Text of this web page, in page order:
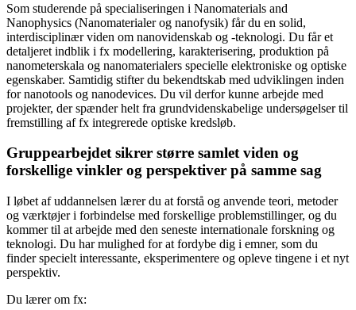
Som studerende på specialiseringen i Nanomaterials and
Nanophysics (Nanomaterialer og nanofysik) får du en solid,
interdisciplinær viden om nanovidenskab og -teknologi. Du får et
detaljeret indblik i fx modellering, karakterisering, produktion på
nanometerskala og nanomaterialers specielle elektroniske og optiske
egenskaber. Samtidig stifter du bekendtskab med udviklingen inden
for nanotools og nanodevices. Du vil derfor kunne arbejde med
projekter, der spænder helt fra grundvidenskabelige undersøgelser til
fremstilling af fx integrerede optiske kredsløb.
Gruppearbejdet sikrer større samlet viden og
forskellige vinkler og perspektiver på samme sag
I løbet af uddannelsen lærer du at forstå og anvende teori, metoder
og værktøjer i forbindelse med forskellige problemstillinger, og du
kommer til at arbejde med den seneste internationale forskning og
teknologi. Du har mulighed for at fordybe dig i emner, som du
finder specielt interessante, eksperimentere og opleve tingene i et nyt
perspektiv.
Du lærer om fx: